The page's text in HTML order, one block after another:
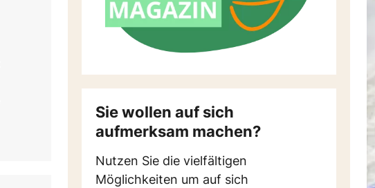
Sie wollen auf sich
aufmerksam machen?
Nutzen Sie die vielfältigen
Möglichkeiten um auf sich